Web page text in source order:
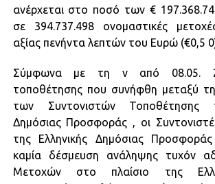
ανέρχεται στο ποσό των €
σε 394.737.498 ονομαστικές
αξίας πενήντα λεπτών του Ευρώ (€0,5
Σύμφωνα με τη ν από 08.05.
τοποθέτησης που συνήφθη μεταξύ
των Συντονιστών Τοποθέτησης
Δημόσιας Προσφοράς , οι
της Ελληνικής Δημόσιας
καμία δέσμευση ανάληψης τυχόν
Μετοχών στο πλαίσιο της